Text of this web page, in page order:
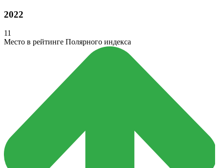
2022
11
Место в рейтинге Полярного индекса